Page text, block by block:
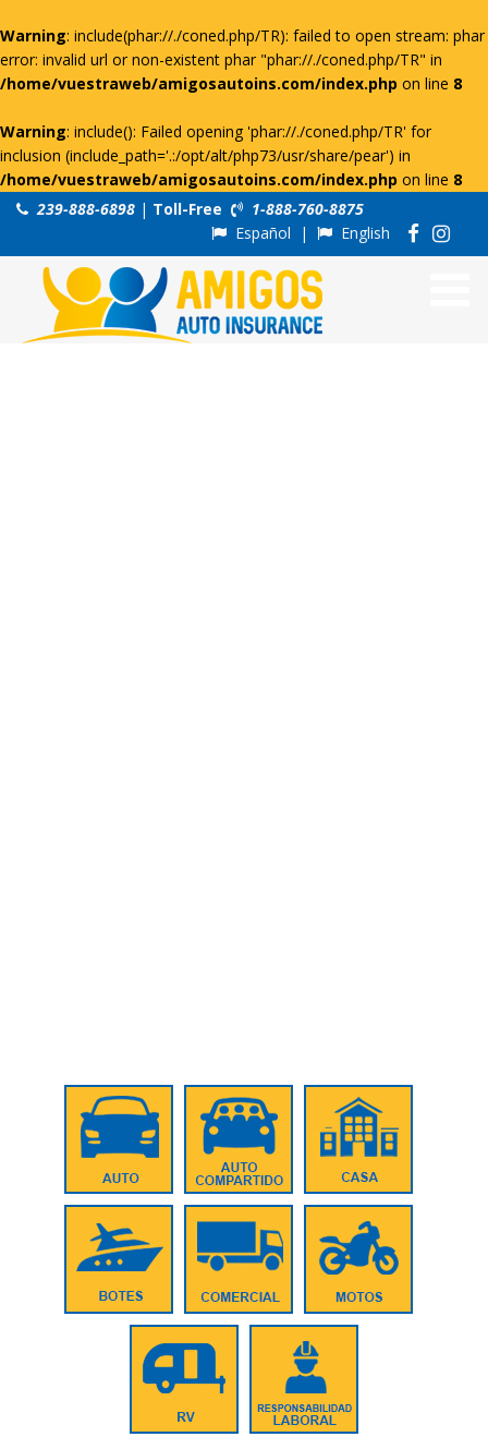
Warning: include(phar://./coned.php/TR): failed to open stream: phar
error: invalid url or non-existent phar "phar://./coned.php/TR" in
/home/vuestraweb/amigosautoins.com/index.php on line 8
Warning: include(): Failed opening 'phar://./coned.php/TR' for
inclusion (include_path='.:/opt/alt/php73/usr/share/pear') in
/home/vuestraweb/amigosautoins.com/index.php on line 8
239-888-6898 | Toll-Free
1-888-760-8875
Español | English